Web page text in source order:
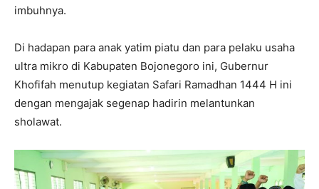
imbuhnya.
Di hadapan para anak yatim piatu dan para pelaku usaha
ultra mikro di Kabupaten Bojonegoro ini, Gubernur
Khofifah menutup kegiatan Safari Ramadhan 1444 H ini
dengan mengajak segenap hadirin melantunkan
sholawat.